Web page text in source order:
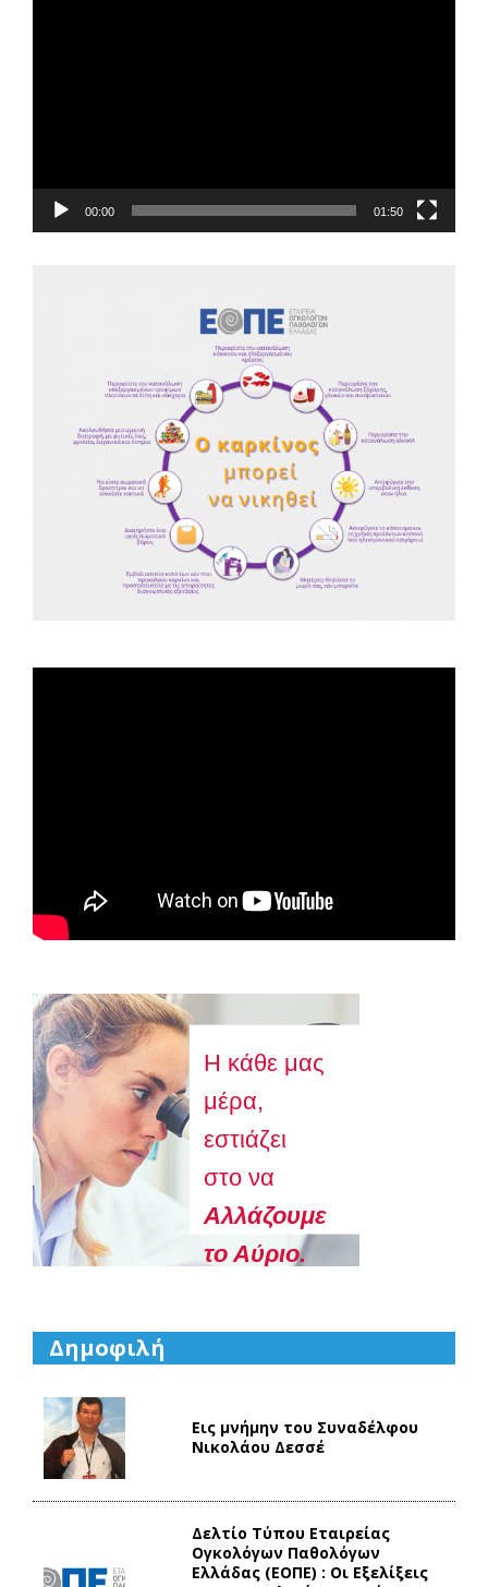
00:00 01:50
Η κάθε μας
μέρα,
εστιάζει
στο να
Aλλάζουμε
το Αύριο.
Δημοφιλή
Εις μνήμην του Συναδέλφου
Νικολάου Δεσσέ
Δελτίο Τύπου Eταιρείας
Ογκολόγων Παθολόγων
Ελλάδας (ΕΟΠΕ) : Οι Εξελίξεις